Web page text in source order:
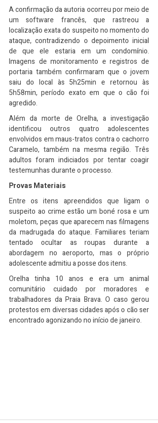
A confirmação da autoria ocorreu por meio de
um software francês, que rastreou a
localização exata do suspeito no momento do
ataque, contradizendo o depoimento inicial
de que ele estaria em um condomínio.
Imagens de monitoramento e registros de
portaria também confirmaram que o jovem
saiu do local às 5h25min e retornou às
5h58min, período exato em que o cão foi
agredido.
Além da morte de Orelha, a investigação
identificou outros quatro adolescentes
envolvidos em maus-tratos contra o cachorro
Caramelo, também na mesma região. Três
adultos foram indiciados por tentar coagir
testemunhas durante o processo.
Provas Materiais
Entre os itens apreendidos que ligam o
suspeito ao crime estão um boné rosa e um
moletom, peças que aparecem nas filmagens
da madrugada do ataque. Familiares teriam
tentado ocultar as roupas durante a
abordagem no aeroporto, mas o próprio
adolescente admitiu a posse dos itens.
Orelha tinha 10 anos e era um animal
comunitário cuidado por moradores e
trabalhadores da Praia Brava. O caso gerou
protestos em diversas cidades após o cão ser
encontrado agonizando no início de janeiro.